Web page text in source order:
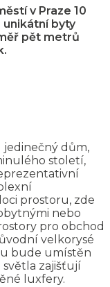
v Praze 10
unikátní byty
pět metrů
dům,
století,
prostoru, zde
nebo
pro obchod
velkorysé
bude umístěn
zajišťují
luxfery.